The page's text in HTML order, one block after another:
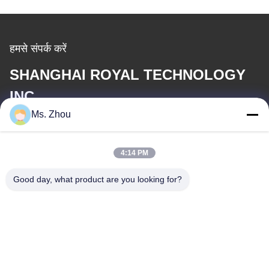
हमसे संपर्क करें
SHANGHAI ROYAL TECHNOLOGY
INC.
ईमेल
service@royaltec.com.cn
Ms. Zhou
4:14 PM
Good day, what product are you looking for?